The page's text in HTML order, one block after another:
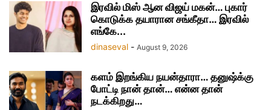
இரவில் மிஸ் ஆன விஜய் மகன்… புகார்
கொடுக்க தயாரான சங்கீதா… இரவில்
எங்கே...
dinaseval - August 9, 2026
களம் இறங்கிய நயன்தாரா… தனுஷ்க்கு
போட்டி நான் தான்… என்ன தான்
நடக்கிறது…